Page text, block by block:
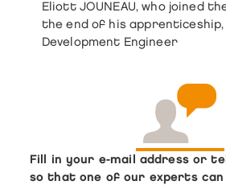
Eliott JOUNEAU, who joined
the end of his
Development Engineer
Fill in your e-mail address or
so that one of our experts